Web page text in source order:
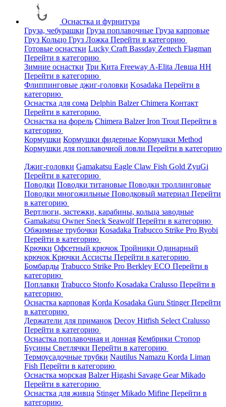
Оснастка и фурнитура
Груза, чебурашки Груза поплавочные Груза карповые
Груз Кольцо Груз Ложка Перейти в категорию
Готовые оснастки Lucky Craft Bassday Zettech Flagman
Перейти в категорию
Зимние оснастки Три Кита Freeway A-Elita Левша НН
Перейти в категорию
Флиппинговые джиг-головки Kosadaka Перейти в
категорию
Оснастка для сома Delphin BalzerChimera Контакт
Перейти в категорию
Оснастка на форель Chimera BalzerIron Trout Перейти в
категорию
Кормушки Кормушки фидерные Кормушки Method
Кормушки для поплавочной ловли Перейти в категорию
Джиг-головки Gamakatsu Eagle Claw Fish Gold ZyuGi
Перейти в категорию
Поводки Поводки титановые Поводки троллинговые
Поводки многожильные Поводковый материал Перейти
в категорию
Вертлюги, застежки, карабины, кольца заводные
Gamakatsu Owner Sneck SeawolfПерейти в категорию
Обжимные трубочки Kosadaka Trabucco Strike Pro Ryobi
Перейти в категорию
Крючки Офсетный крючок Тройники Одинарный
крючок Крючки Ассисты Перейти в категорию
Бомбарды Trabucco Strike Pro Berkley ECO Перейти в
категорию
Поплавки Trabucco Stonfo Kosadaka Cralusso Перейти в
категорию
Оснастка карповая Korda Kosadaka Guru StingerПерейти
в категорию
Держатели для приманок Decoy Hitfish Select Cralusso
Перейти в категорию
Оснастка поплавочная и донная Кембрики Стопор
Бусины Светлячки Перейти в категорию
Термоусадочные трубки Nautilus Namazu Korda Liman
Fish Перейти в категорию
Оснастка морская BalzerHigashi Savage GearMikado
Перейти в категорию
Оснастка для живца StingerMikado Mifine Перейти в
категорию